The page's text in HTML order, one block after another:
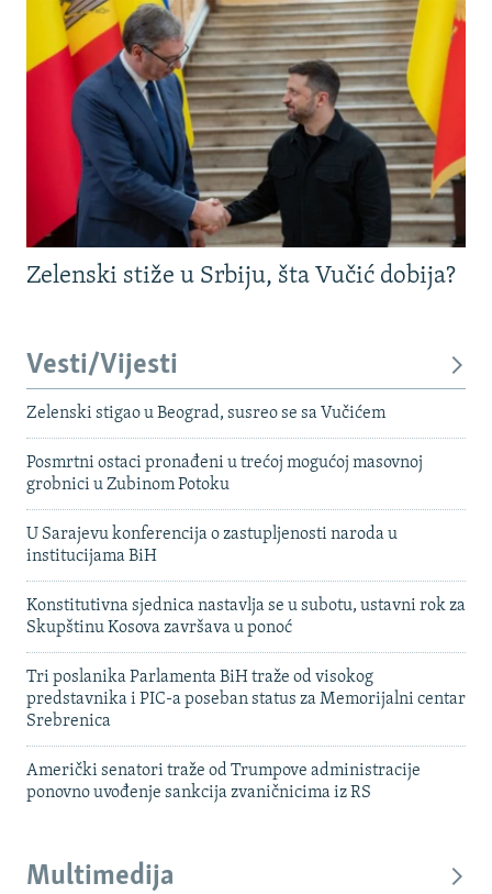
Zelenski stiže u Srbiju, šta Vučić dobija?
Vesti/Vijesti
Zelenski stigao u Beograd, susreo se sa Vučićem
Posmrtni ostaci pronađeni u trećoj mogućoj masovnoj
grobnici u Zubinom Potoku
U Sarajevu konferencija o zastupljenosti naroda u
institucijama BiH
Konstitutivna sjednica nastavlja se u subotu, ustavni rok za
Skupštinu Kosova završava u ponoć
Tri poslanika Parlamenta BiH traže od visokog
predstavnika i PIC-a poseban status za Memorijalni centar
Srebrenica
Američki senatori traže od Trumpove administracije
ponovno uvođenje sankcija zvaničnicima iz RS
Multimedija